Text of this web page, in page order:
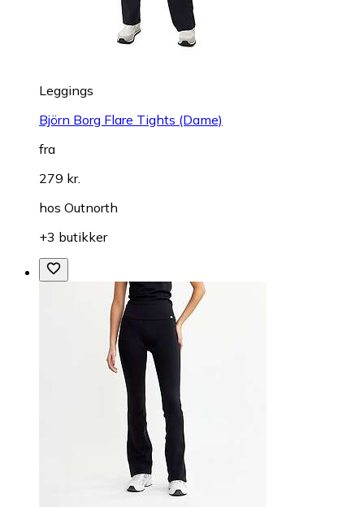
Leggings
Björn Borg Flare Tights (Dame)
fra
279 kr.
hos Outnorth
+3 butikker